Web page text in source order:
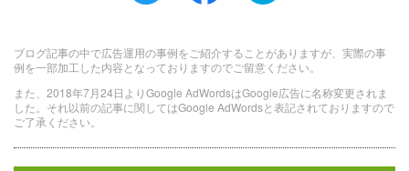
ブログ記事の中で広告運用の事例をご紹介することがありますが、実際の事
例を一部加工した内容となっておりますのでご留意ください。
また、2018年7月24日よりGoogle AdWordsはGoogle広告に名称変更されま
した。それ以前の記事に関してはGoogle AdWordsと表記されておりますので
ご了承ください。